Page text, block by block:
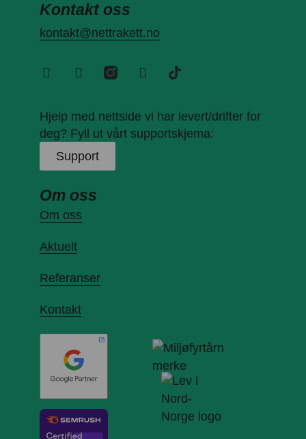
Kontakt oss
kontakt@nettrakett.no
Hjelp med nettside vi har levert/drifter for
deg? Fyll ut vårt supportskjema:
Support
Om oss
Om oss
Aktuelt
Referanser
Kontakt